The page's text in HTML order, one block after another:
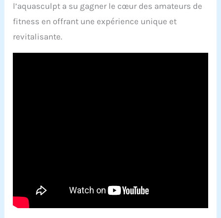
l’aquasculpt a su gagner le cœur des amateurs de
fitness en offrant une expérience unique et
revitalisante.